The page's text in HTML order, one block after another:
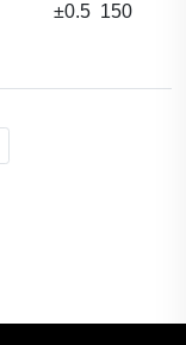
±0.5 150